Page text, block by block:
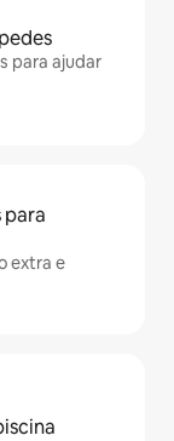
para ajudar
extra e